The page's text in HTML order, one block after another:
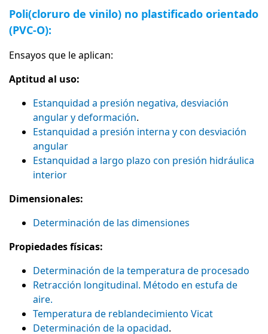
Poli(cloruro de vinilo) no plastificado orientado
(PVC-O):
Ensayos que le aplican:
Aptitud al uso:
Estanquidad a presión negativa, desviación
angular y deformación.
Estanquidad a presión interna y con desviación
angular
Estanquidad a largo plazo con presión hidráulica
interior
Dimensionales:
Determinación de las dimensiones
Propiedades físicas:
Determinación de la temperatura de procesado
Retracción longitudinal. Método en estufa de
aire.
Temperatura de reblandecimiento Vicat
Determinación de la opacidad.